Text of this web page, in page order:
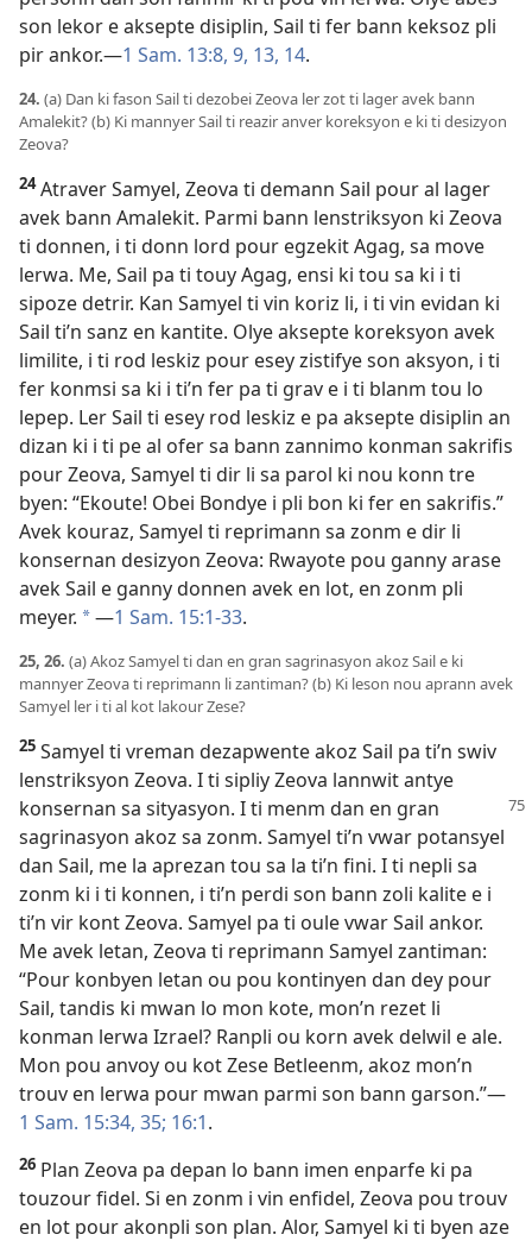
son lekor e aksepte disiplin, Sail ti fer bann keksoz pli
pir ankor.​—1 Sam. 13:8, 9, 13, 14.
24. (a) Dan ki fason Sail ti dezobei Zeova ler zot ti lager avek bann
Amalekit? (b) Ki mannyer Sail ti reazir anver koreksyon e ki ti desizyon
Zeova?
24Atraver Samyel, Zeova ti demann Sail pour al lager
avek bann Amalekit. Parmi bann lenstriksyon ki Zeova
ti donnen, i ti donn lord pour egzekit Agag, sa move
lerwa. Me, Sail pa ti touy Agag, ensi ki tou sa ki i ti
sipoze detrir. Kan Samyel ti vin koriz li, i ti vin evidan ki
Sail ti’n sanz en kantite. Olye aksepte koreksyon avek
limilite, i ti rod leskiz pour esey zistifye son aksyon, i ti
fer konmsi sa ki i ti’n fer pa ti grav e i ti blanm tou lo
lepep. Ler Sail ti esey rod leskiz e pa aksepte disiplin an
dizan ki i ti pe al ofer sa bann zannimo konman sakrifis
pour Zeova, Samyel ti dir li sa parol ki nou konn tre
byen: “Ekoute! Obei Bondye i pli bon ki fer en sakrifis.”
Avek kouraz, Samyel ti reprimann sa zonm e dir li
konsernan desizyon Zeova: Rwayote pou ganny arase
avek Sail e ganny donnen avek en lot, en zonm pli
meyer. a​—1 Sam. 15:1-33.
25, 26. (a) Akoz Samyel ti dan en gran sagrinasyon akoz Sail e ki
mannyer Zeova ti reprimann li zantiman? (b) Ki leson nou aprann avek
Samyel ler i ti al kot lakour Zese?
25 Samyel ti vreman dezapwente akoz Sail pa ti’n swiv
lenstriksyon Zeova. I ti sipliy Zeova lannwit antye
konsernan sa sityasyon. I ti menm dan en gran
sagrinasyon akoz sa zonm. Samyel ti’n vwar potansyel
dan Sail, me la aprezan tou sa la ti’n fini. I ti nepli sa
zonm ki i ti konnen, i ti’n perdi son bann zoli kalite e i
ti’n vir kont Zeova. Samyel pa ti oule vwar Sail ankor.
Me avek letan, Zeova ti reprimann Samyel zantiman:
“Pour konbyen letan ou pou kontinyen dan dey pour
Sail, tandis ki mwan lo mon kote, mon’n rezet li
konman lerwa Izrael? Ranpli ou korn avek delwil e ale.
Mon pou anvoy ou kot Zese Betleenm, akoz mon’n
trouv en lerwa pour mwan parmi son bann garson.”​—
1 Sam. 15:34, 35; 16:1.
26 Plan Zeova pa depan lo bann imen enparfe ki pa
touzour fidel. Si en zonm i vin enfidel, Zeova pou trouv
en lot pour akonpli son plan. Alor, Samyel ki ti byen aze